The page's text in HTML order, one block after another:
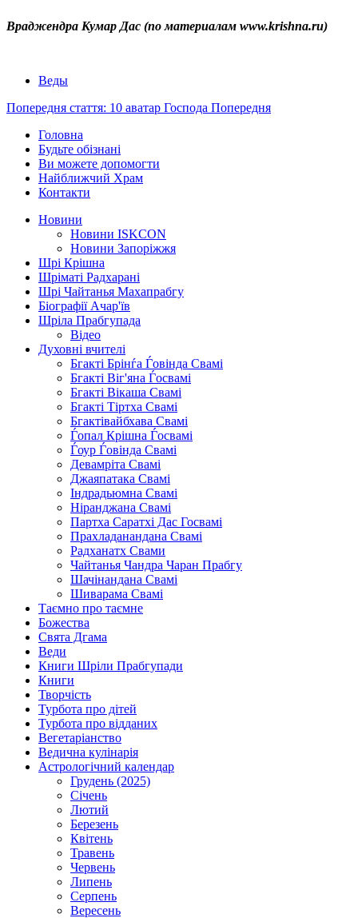
Враджендра Кумар Дас (по материалам www.krishna.ru)
Веды
Попередня стаття: 10 аватар Господа Попередня
Головна
Будьте обізнані
Ви можете допомогти
Найближчий Храм
Контакти
Новини
Новини ISKCON
Новини Запоріжжя
Шрі Крішна
Шріматі Радхарані
Шрі Чайтанья Махапрабгу
Біографії Ачар'їв
Шріла Прабгупада
Відео
Духовні вчителі
Бгакті Брінѓа Ѓовінда Свамі
Бгакті Віг'яна Ѓосвамі
Бгакті Вікаша Свамі
Бгакті Тіртха Свамі
Бгактівайбхава Свамі
Ѓопал Крішна Ѓосвамі
Ѓоур Ѓовінда Свамі
Девамріта Свамі
Джаяпатака Свамі
Індрадьюмна Свамі
Ніранджана Свамі
Партха Саратхі Дас Госвамі
Прахладанандана Свамі
Радханатх Свами
Чайтанья Чандра Чаран Прабгу
Шачінандана Свамі
Шиварама Свамі
Таємно про таємне
Божества
Свята Дгама
Веди
Книги Шріли Прабгупади
Книги
Творчість
Турбота про дітей
Турбота про відданих
Вегетаріанство
Ведична кулінарія
Астрологічний календар
Грудень (2025)
Січень
Лютий
Березень
Квітень
Травень
Червень
Липень
Серпень
Вересень